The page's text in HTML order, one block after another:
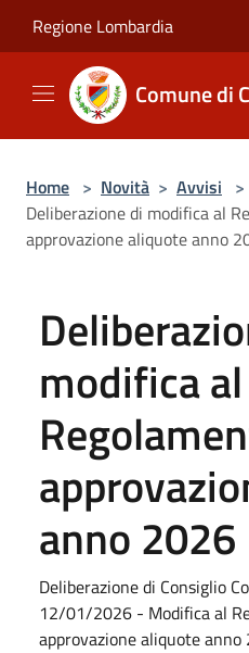
Regione Lombardia
Comune di
Home > Novità > Avvisi >
Deliberazione di modifica al
approvazione aliquote anno
modifica al
anno 2026
Deliberazione di Consiglio
12/01/2026 - Modifica al
approvazione aliquote anno